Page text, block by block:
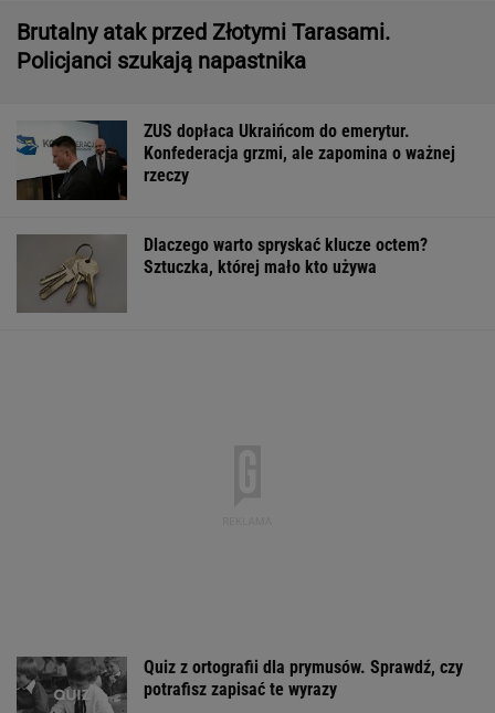
Dlaczego warto spryskać klucze octem?
Sztuczka, której mało kto używa
Pijana kierująca zabiła 66-latkę.
Ubezpieczyciel chciał wypłacić mniej